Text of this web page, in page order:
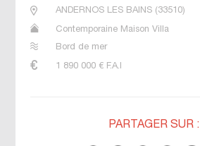
ANDERNOS LES BAINS(33510)
Contemporaine Maison Villa
Bord de mer
1 890 000€ F.A.I
PARTAGER SUR :